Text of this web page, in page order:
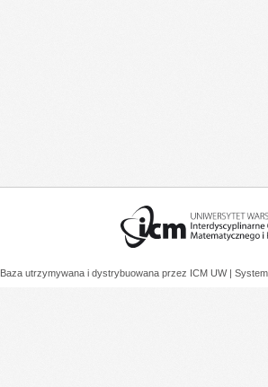
Baza utrzymywana i dystrybuowana przez ICM UW |